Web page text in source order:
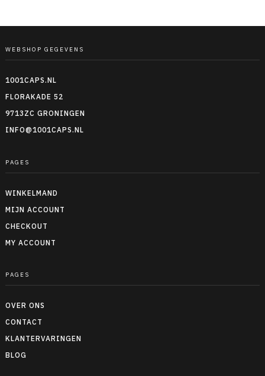
WEBSHOP GEGEVENS
1001CAPS.NL
FLORAKADE 52
9713ZC GRONINGEN
INFO@1001CAPS.NL
PAGES
WINKELMAND
MIJN ACCOUNT
CHECKOUT
MY ACCOUNT
PAGES
OVER ONS
CONTACT
KLANTERVARINGEN
BLOG